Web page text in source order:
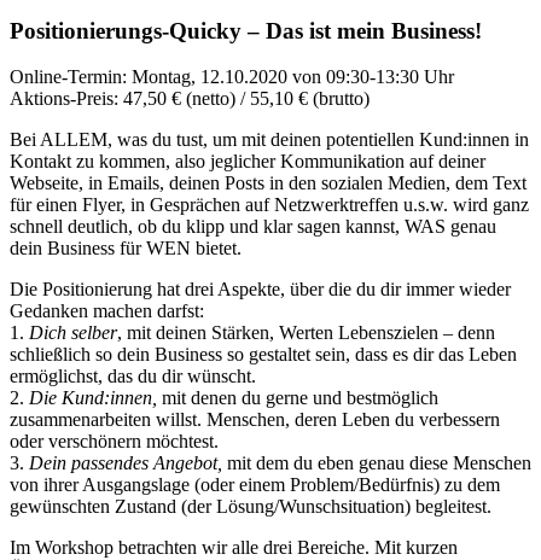
Positionierungs-Quicky – Das ist mein Business!
Online-Termin: Montag, 12.10.2020 von 09:30-13:30 Uhr
Aktions-Preis: 47,50 € (netto) / 55,10 € (brutto)
Bei ALLEM, was du tust, um mit deinen potentiellen Kund:innen in
Kontakt zu kommen, also jeglicher Kommunikation auf deiner
Webseite, in Emails, deinen Posts in den sozialen Medien, dem Text
für einen Flyer, in Gesprächen auf Netzwerktreffen u.s.w. wird ganz
schnell deutlich, ob du klipp und klar sagen kannst, WAS genau
dein Business für WEN bietet.
Die Positionierung hat drei Aspekte, über die du dir immer wieder
Gedanken machen darfst:
1. Dich selber, mit deinen Stärken, Werten Lebenszielen – denn
schließlich so dein Business so gestaltet sein, dass es dir das Leben
ermöglichst, das du dir wünscht.
2. Die Kund:innen, mit denen du gerne und bestmöglich
zusammenarbeiten willst. Menschen, deren Leben du verbessern
oder verschönern möchtest.
3. Dein passendes Angebot, mit dem du eben genau diese Menschen
von ihrer Ausgangslage (oder einem Problem/Bedürfnis) zu dem
gewünschten Zustand (der Lösung/Wunschsituation) begleitest.
Im Workshop betrachten wir alle drei Bereiche. Mit kurzen